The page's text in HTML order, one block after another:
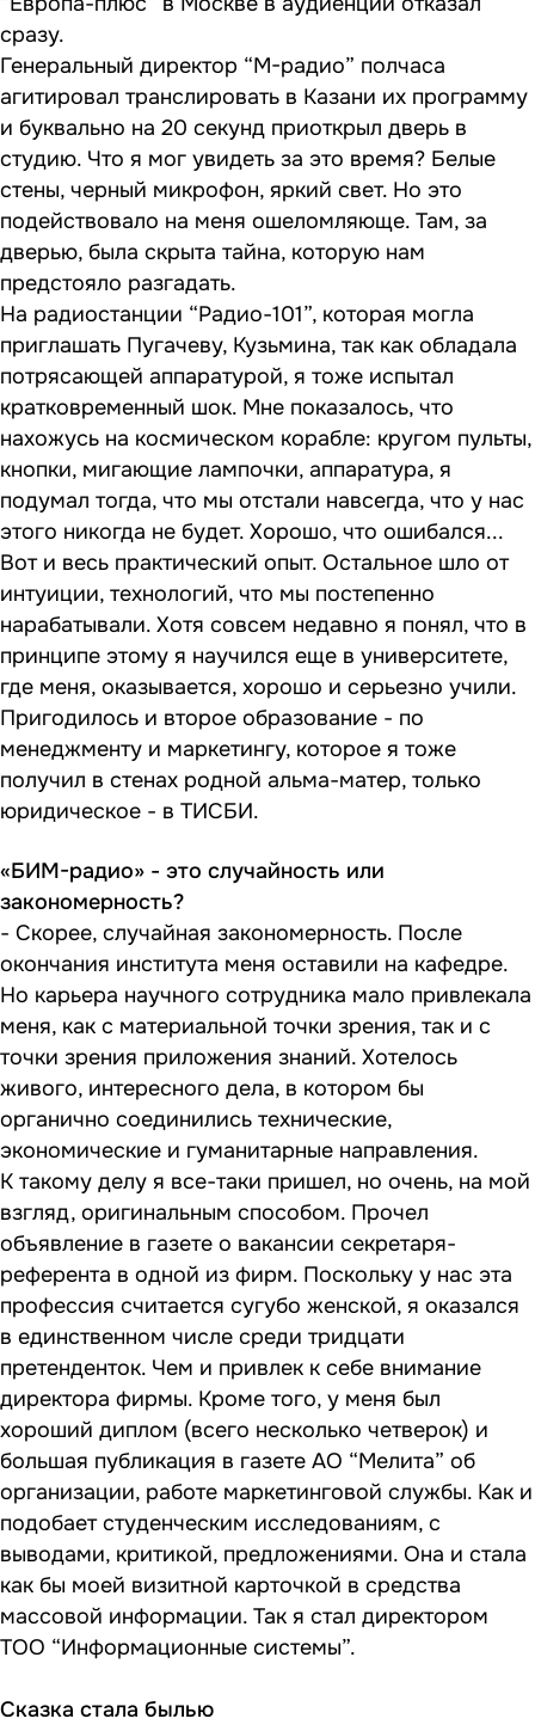
сразу.
Генеральный директор “М-радио” полчаса
агитировал транслировать в Казани их программу
и буквально на 20 секунд приоткрыл дверь в
студию. Что я мог увидеть за это время? Белые
стены, черный микрофон, яркий свет. Но это
подействовало на меня ошеломляюще. Там, за
дверью, была скрыта тайна, которую нам
предстояло разгадать.
На радиостанции “Радио-101”, которая могла
приглашать Пугачеву, Кузьмина, так как обладала
потрясающей аппаратурой, я тоже испытал
кратковременный шок. Мне показалось, что
нахожусь на космическом корабле: кругом пульты,
кнопки, мигающие лампочки, аппаратура, я
подумал тогда, что мы отстали навсегда, что у нас
этого никогда не будет. Хорошо, что ошибался...
Вот и весь практический опыт. Остальное шло от
интуиции, технологий, что мы постепенно
нарабатывали. Хотя совсем недавно я понял, что в
принципе этому я научился еще в университете,
где меня, оказывается, хорошо и серьезно учили.
Пригодилось и второе образование - по
менеджменту и маркетингу, которое я тоже
получил в стенах родной альма-матер, только
юридическое - в ТИСБИ.
«БИМ-радио» - это случайность или
закономерность?
- Скорее, случайная закономерность. После
окончания института меня оставили на кафедре.
Но карьера научного сотрудника мало привлекала
меня, как с материальной точки зрения, так и с
точки зрения приложения знаний. Хотелось
живого, интересного дела, в котором бы
органично соединились технические,
экономические и гуманитарные направления.
К такому делу я все-таки пришел, но очень, на мой
взгляд, оригинальным способом. Прочел
объявление в газете о вакансии секретаря-
референта в одной из фирм. Поскольку у нас эта
профессия считается сугубо женской, я оказался
в единственном числе среди тридцати
претенденток. Чем и привлек к себе внимание
директора фирмы. Кроме того, у меня был
хороший диплом (всего несколько четверок) и
большая публикация в газете АО “Мелита” об
организации, работе маркетинговой службы. Как и
подобает студенческим исследованиям, с
выводами, критикой, предложениями. Она и стала
как бы моей визитной карточкой в средства
массовой информации. Так я стал директором
ТОО “Информационные системы”.
Сказка стала былью